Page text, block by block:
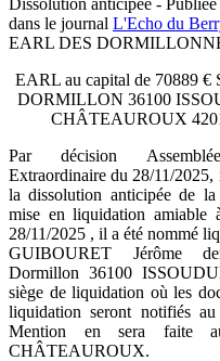
dans le journal L'Echo du
EARL DES
EARL au capital de 70889 €
DORMILLON 36100
CHÂTEAUROUX
Par décision
Extraordinaire du 28/11/2025,
la dissolution anticipée de la
mise en liquidation amiable
28/11/2025 , il a été nommé
GUIBOURET Jérôme
Dormillon 36100
siège de liquidation où les
liquidation seront notifiés au
Mention en sera faite
CHÂTEAUROUX.